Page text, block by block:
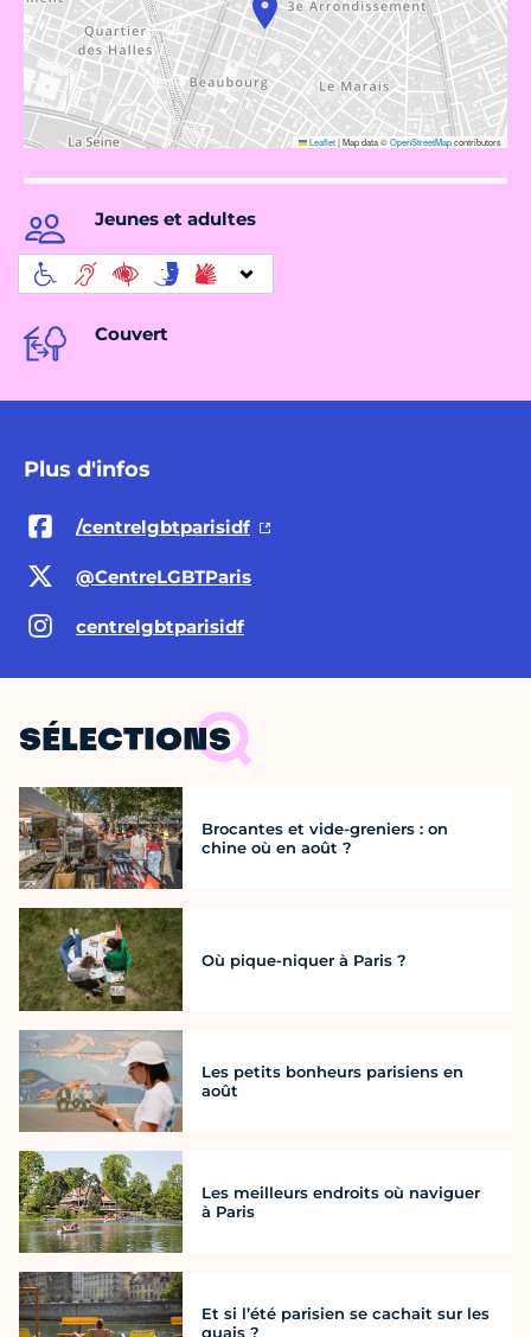
Leaflet|Map data ©OpenStreetMapcontributors
Jeunes et adultes
Couvert
Plus d'infos
/centrelgbtparisidf
@CentreLGBTParis
centrelgbtparisidf
SÉLECTIONS
Brocantes et vide-greniers : on
chine où en août ?
Où pique-niquer à Paris ?
Les petits bonheurs parisiens en
août
Les meilleurs endroits où naviguer
à Paris
Et si l’été parisien se cachait sur les
quais ?